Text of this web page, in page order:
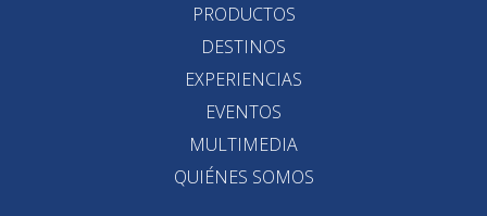
PRODUCTOS
DESTINOS
EXPERIENCIAS
EVENTOS
MULTIMEDIA
QUIÉNES SOMOS